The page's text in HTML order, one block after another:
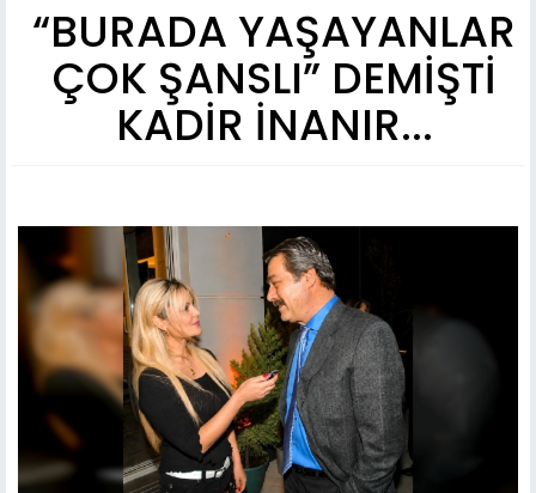
“BURADA YAŞAYANLAR
ÇOK ŞANSLI” DEMİŞTİ
KADİR İNANIR...